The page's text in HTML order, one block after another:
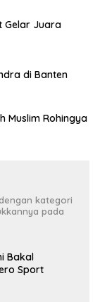
Gelar Juara
di Banten
Muslim Rohingya
kategori
pada
Bakal
Sport